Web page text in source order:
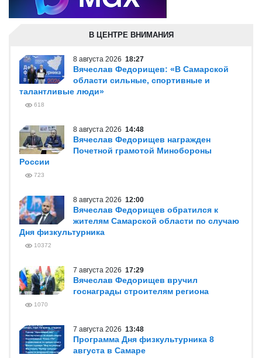
В ЦЕНТРЕ ВНИМАНИЯ
8 августа 2026 18:27
Вячеслав Федорищев: «В Самарской
области сильные, спортивные и
талантливые люди»
618
8 августа 2026 14:48
Вячеслав Федорищев награжден
Почетной грамотой Минобороны
России
723
8 августа 2026 12:00
Вячеслав Федорищев обратился к
жителям Самарской области по случаю
Дня физкультурника
10372
7 августа 2026 17:29
Вячеслав Федорищев вручил
госнаграды строителям региона
1070
7 августа 2026 13:48
Программа Дня физкультурника 8
августа в Самаре